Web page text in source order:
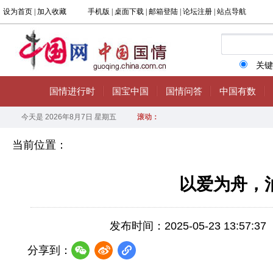
当前位置：
以爱为舟，
发布时间：2025-05-23 13:57:37
分享到：